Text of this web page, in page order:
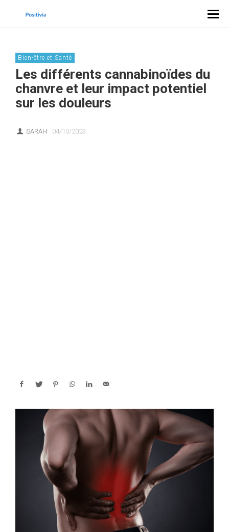
Bien-être et Santé
Les différents cannabinoïdes du
chanvre et leur impact potentiel
sur les douleurs
SARAH 04/10/2023